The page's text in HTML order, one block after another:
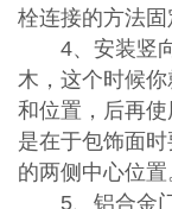
栓连接的方法固
4、安装竖向
木，这个时候
和位置，后再
是在于包饰面
的两侧中心位置
5、铝合金门